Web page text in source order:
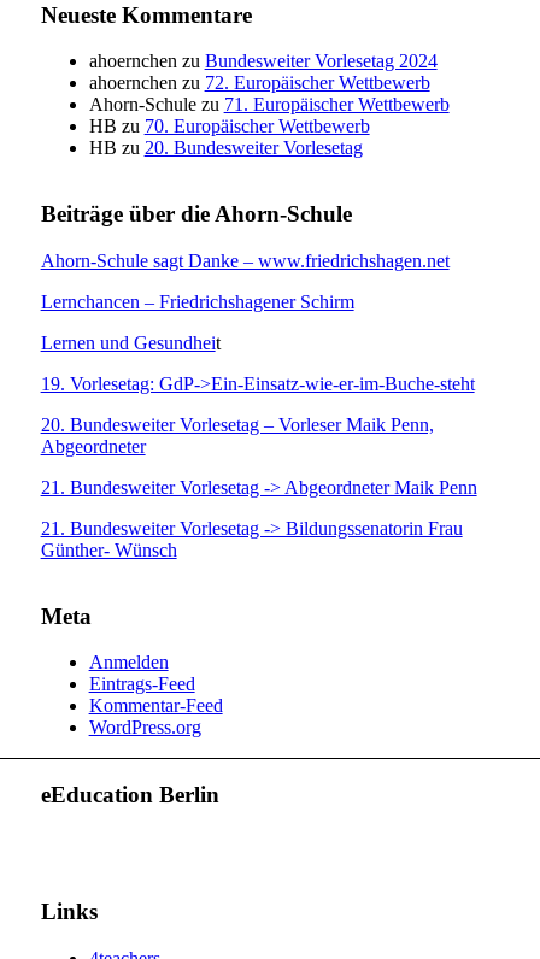
Neueste Kommentare
ahoernchenzu Bundesweiter Vorlesetag 2024
ahoernchenzu 72. Europäischer Wettbewerb
Ahorn-Schulezu 71. Europäischer Wettbewerb
HB zu 70. Europäischer Wettbewerb
HB zu 20. Bundesweiter Vorlesetag
Beiträge über die Ahorn-Schule
Ahorn-Schule sagt Danke – www.friedrichshagen.net
Lernchancen – Friedrichshagener Schirm
Lernen und Gesundheit
19. Vorlesetag: GdP->Ein-Einsatz-wie-er-im-Buche-steht
20. Bundesweiter Vorlesetag – Vorleser Maik Penn,
Abgeordneter
21. Bundesweiter Vorlesetag -> Abgeordneter Maik Penn
21. Bundesweiter Vorlesetag -> Bildungssenatorin Frau
Günther- Wünsch
Meta
Anmelden
Eintrags-Feed
Kommentar-Feed
WordPress.org
eEducation Berlin
Links